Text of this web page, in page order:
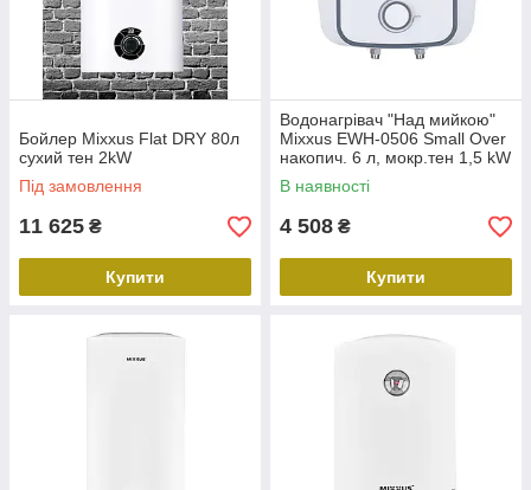
Бойлер Mixxus Flat DRY 80л
сухий тен 2kW
Під замовлення
11 625 ₴
Купити
Водонагрівач "Над мийкою"
Mixxus EWH-0506 Small Over
накопич. 6 л, мокр.тен 1,5 kW
(WH0020)
В наявності
4 508 ₴
Купити